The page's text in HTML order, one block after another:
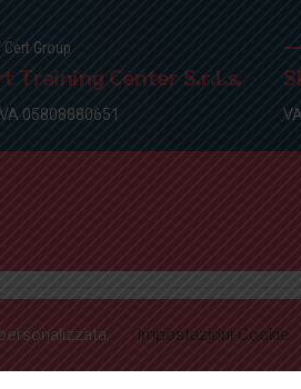
Cert Group
Training Center S.r.l.s.
05808880651
Impostazioni Cookie